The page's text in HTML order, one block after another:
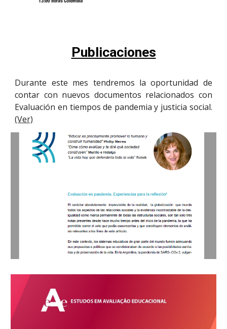
Publicaciones
Durante este mes tendremos la oportunidad de
contar con nuevos documentos relacionados con
Evaluación en tiempos de pandemia y justicia social.
(Ver)